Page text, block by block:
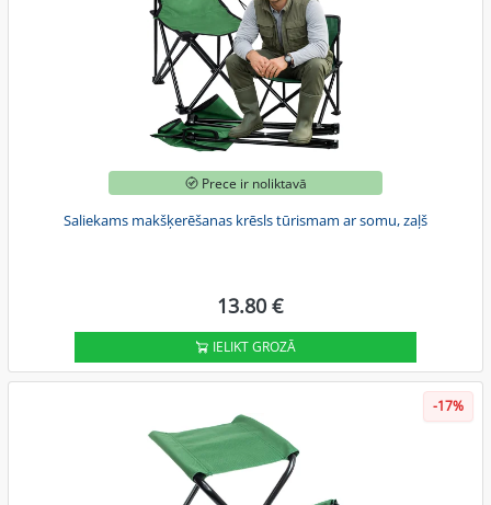
Prece ir noliktavā
Saliekams makšķerēšanas krēsls tūrismam ar somu, zaļš
13.80 €
IELIKT GROZĀ
-17%